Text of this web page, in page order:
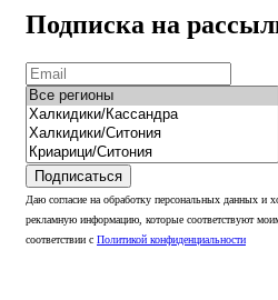
Подписка на
Подписаться
Даю согласие на обработку персональных данных и
рекламную информацию, которые соответствуют
соответствии с Политикой конфиденциальности